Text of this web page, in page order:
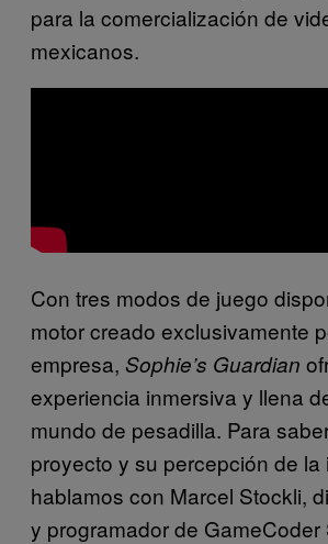
para la comercialización de
mexicanos.
Con tres modos de juego
motor creado exclusivamente
empresa, Sophie’s Guardian
experiencia inmersiva y llena
mundo de pesadilla. Para
proyecto y su percepción de la
hablamos con Marcel Stockli,
y programador de GameCoder